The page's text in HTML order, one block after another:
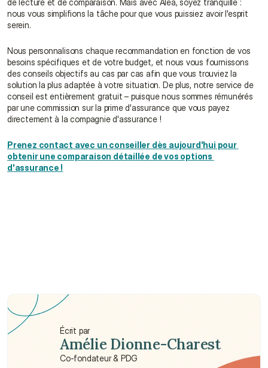
de lecture et de comparaison. Mais avec Alea, soyez tranquille :
nous vous simplifions la tâche pour que vous puissiez avoir l'esprit
serein.
Nous personnalisons chaque recommandation en fonction de vos
besoins spécifiques et de votre budget, et nous vous fournissons
des conseils objectifs au cas par cas afin que vous trouviez la
solution la plus adaptée à votre situation. De plus, notre service de
conseil est entièrement gratuit – puisque nous sommes rémunérés
par une commission sur la prime d'assurance que vous payez
directement à la compagnie d'assurance !
Prenez contact avec un conseiller dès aujourd'hui pour
obtenir une comparaison détaillée de vos options
d'assurance !
Combien coûte une assurance maladies graves à
Hong Kong ?
Écrit par
Amélie Dionne-Charest
Co-fondateur & PDG